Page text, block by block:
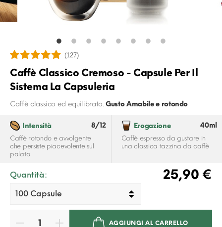
(127)
Caffè Classico Cremoso - Capsule Per Il
Sistema La Capsuleria
Caffè classico ed equilibrato.Gusto Amabile e rotondo
Intensità 8/12
Caffè rotondo e avvolgente
che persiste piacevolente sul
palato
Erogazione 40ml
Caffè espresso da gustare in
una classica tazzina da caffè
25,90 €
Quantità:
AGGIUNGI AL CARRELLO